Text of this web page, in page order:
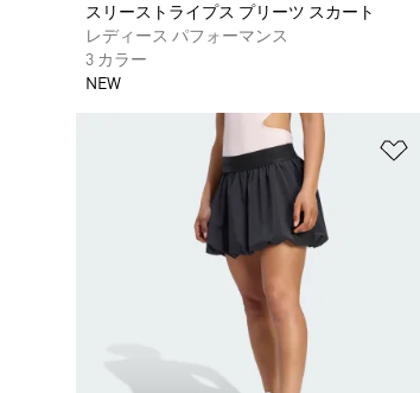
スリーストライプス プリーツ スカート
レディース パフォーマンス
3 カラー
NEW